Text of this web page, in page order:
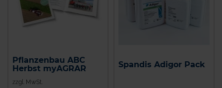
Pflanzenbau ABC
Herbst myAGRAR
zzgl. MwSt.
Spandis Adigor Pack